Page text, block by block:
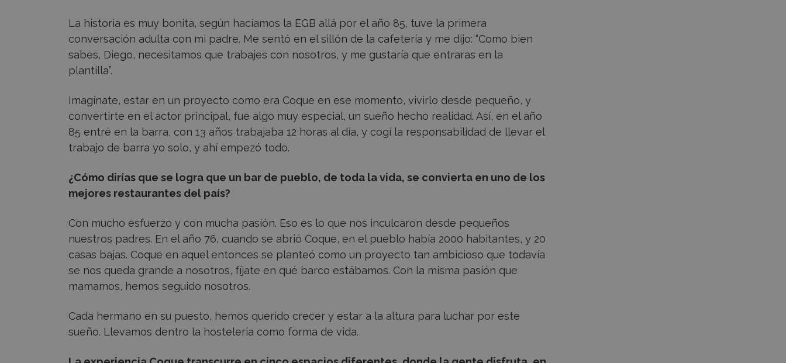
La historia es muy bonita, según hacíamos la EGB allá por el año 85, tuve la primera
conversación adulta con mi padre. Me sentó en el sillón de la cafetería y me dijo: “Como bien
sabes, Diego, necesitamos que trabajes con nosotros, y me gustaría que entraras en la
plantilla”.
Imagínate, estar en un proyecto como era Coque en ese momento, vivirlo desde pequeño, y
convertirte en el actor principal, fue algo muy especial, un sueño hecho realidad. Así, en el año
85 entré en la barra, con 13 años trabajaba 12 horas al día, y cogí la responsabilidad de llevar el
trabajo de barra yo solo, y ahí empezó todo.
¿Cómo dirías que se logra que un bar de pueblo, de toda la vida, se convierta en uno de los
mejores restaurantes del país?
Con mucho esfuerzo y con mucha pasión. Eso es lo que nos inculcaron desde pequeños
nuestros padres. En el año 76, cuando se abrió Coque, en el pueblo había 2000 habitantes, y 20
casas bajas. Coque en aquel entonces se planteó como un proyecto tan ambicioso que todavía
se nos queda grande a nosotros, fíjate en qué barco estábamos. Con la misma pasión que
mamamos, hemos seguido nosotros.
Cada hermano en su puesto, hemos querido crecer y estar a la altura para luchar por este
sueño. Llevamos dentro la hostelería como forma de vida.